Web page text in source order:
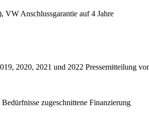
Anschlussgarantie auf 4 Jahre
2020, 2021 und 2022 Pressemitteilung
zugeschnittene Finanzierung